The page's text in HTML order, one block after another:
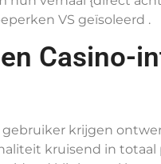
VS geïsoleerd .
Casino-
gebruiker krijgen
kruisend in